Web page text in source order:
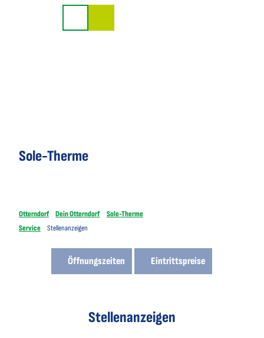
Sole-Therme
Otterndorf Dein Otterndorf
Sole-Therme
Service
Stellenanzeigen
Öffnungszeiten Eintrittspreise
Stellenanzeigen